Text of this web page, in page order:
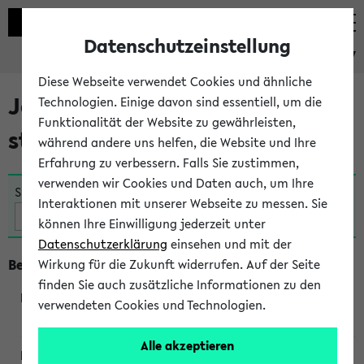
eKVV
Jetzt und in Kürze
stattfindende Veranstaltungen
Suche:
Beginn um 16 Uhr
Datenschutzeinstellung
Diese Webseite verwendet Cookies und ähnliche
Technologien. Einige davon sind essentiell, um die
Funktionalität der Website zu gewährleisten,
während andere uns helfen, die Website und Ihre
Erfahrung zu verbessern. Falls Sie zustimmen,
verwenden wir Cookies und Daten auch, um Ihre
Interaktionen mit unserer Webseite zu messen. Sie
können Ihre Einwilligung jederzeit unter
Datenschutzerklärung einsehen und mit der
Wirkung für die Zukunft widerrufen. Auf der Seite
finden Sie auch zusätzliche Informationen zu den
verwendeten Cookies und Technologien.
Alle akzeptieren